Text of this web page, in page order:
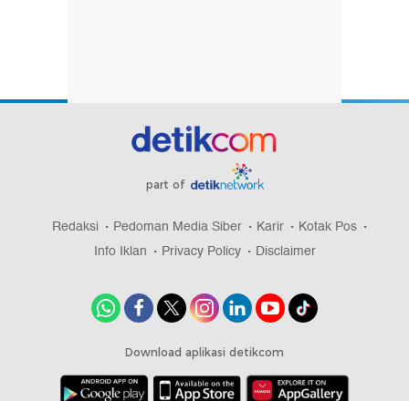
part of
Redaksi Pedoman Media Siber Karir
Kotak Pos
Info Iklan
Privacy Policy Disclaimer
Download aplikasi detikcom